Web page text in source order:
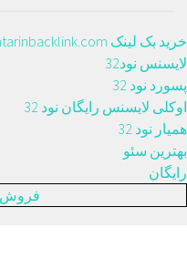
خرید بک لینک behtarinbacklink.com
لایسنس نود32
پسورد نود 32
اوکلی لایسنس رایگان نود 32
همیار نود 32
بهترین سئو
رایگان
فروش